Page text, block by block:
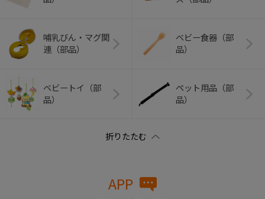
哺乳びん・マグ関
連（部品）
ベビー食器（部
品）
ベビートイ（部
品）
ペット用品（部
品）
APP